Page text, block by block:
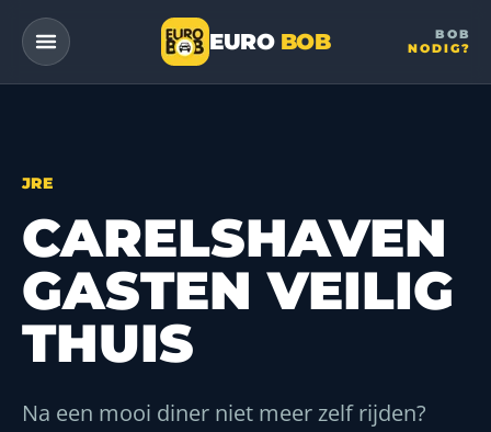
EURO BOB
— a DriveMe company
BOB
NODIG?
JRE
CARELSHAVEN
GASTEN VEILIG
THUIS
Na een mooi diner niet meer zelf rijden?